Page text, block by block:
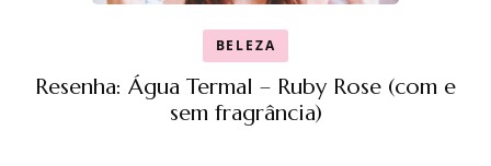
BELEZA
Resenha: Água Termal – Ruby Rose (com e
sem fragrância)